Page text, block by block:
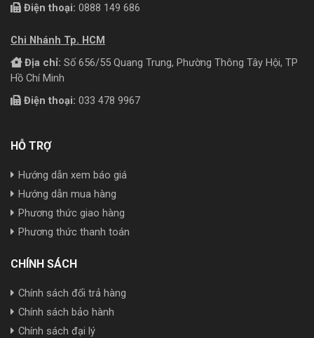
Điện thoại: 0888 149 686
Chi Nhánh Tp. HCM
Địa chỉ: Số 656/55 Quang Trung, Phường Thông Tây Hội, TP
Hồ Chí Minh
Điện thoại: 033 478 9967
HỖ TRỢ
Hướng dẫn xem báo giá
Hướng dẫn mua hàng
Phương thức giao hàng
Phương thức thanh toán
CHÍNH SÁCH
Chính sách đổi trả hàng
Chính sách bảo hành
Chính sách đại lý